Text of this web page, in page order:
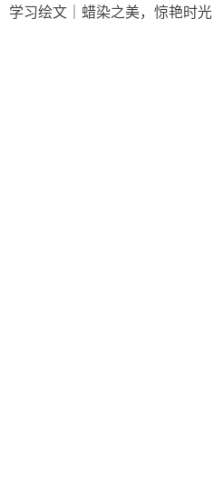
学习绘文｜蜡染之美，惊艳时光